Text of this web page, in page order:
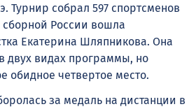
Турнир собрал 597 спортсменов
сборной России вошла
Екатерина Шляпникова. Она
двух видах программы, но
обидное четвертое место.
за медаль на дистанции в